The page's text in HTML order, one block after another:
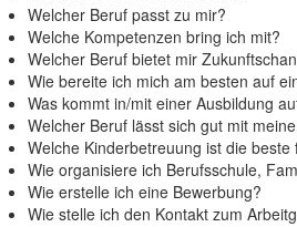
Welcher Beruf passt zu mir?
Welche Kompetenzen bring ich mit?
Welcher Beruf bietet mir
Wie bereite ich mich am besten auf
Was kommt in/mit einer Ausbildung
Welcher Beruf lässt sich gut mit
Welche Kinderbetreuung ist die beste
Wie organisiere ich Berufsschule,
Wie erstelle ich eine Bewerbung?
Wie stelle ich den Kontakt zum